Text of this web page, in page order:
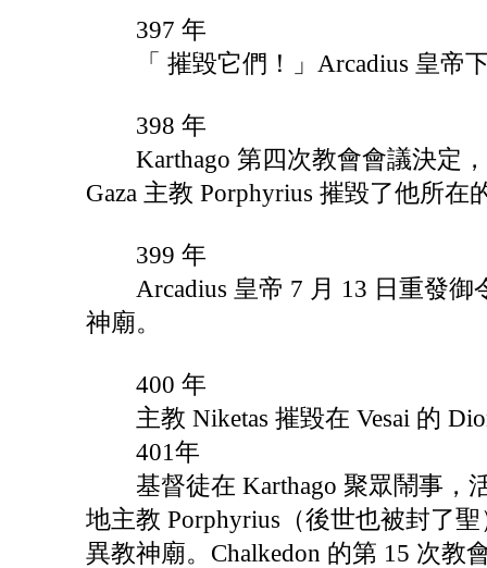
397 年
「 摧毀它們！」Arcadius 皇帝
398 年
Karthago 第四次教會會議決定，
Gaza 主教 Porphyrius 摧毀了他所
399 年
Arcadius 皇帝 7 月 13 日重發御
神廟。
400 年
主教 Niketas 摧毀在 Vesai 的
401年
基督徒在 Karthago 聚眾鬧事，活
地主教 Porphyrius（後世也被封了
異教神廟。Chalkedon 的第 15 次